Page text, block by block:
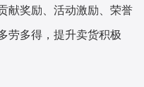
献奖励、活动激励、荣誉
劳多得，提升卖货积极